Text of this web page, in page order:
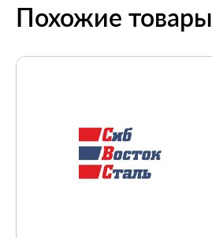
Похожие товары